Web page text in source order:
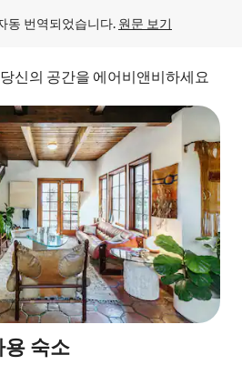
동 번역되었습니다. 원문 보기
당신의 공간을 에어비앤비하세요
숙소